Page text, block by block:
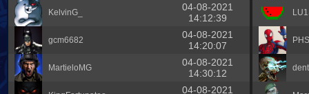
KelvinG_
04-08-2021
14:12:39
gcm6682
04-08-2021
14:20:07
MartieloMG
04-08-2021
14:30:12
04-08-2021